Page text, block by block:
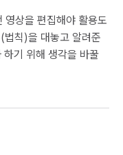
영상을 편집해야 활용도
칙)을 대놓고 알려준
기 위해 생각을 바꿀